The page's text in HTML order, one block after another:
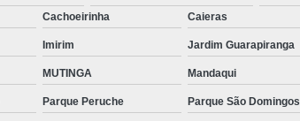
Cachoeirinha Caieras
Imirim Jardim Guarapiranga
MUTINGA Mandaqui
Parque Peruche Parque São Domingos